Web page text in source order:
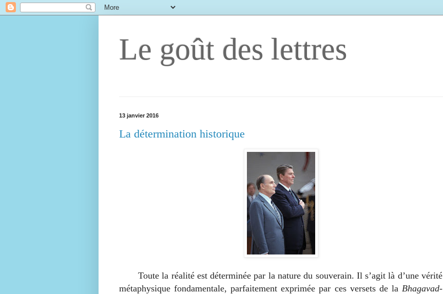
Le goût des lettres
13 janvier 2016
La détermination historique
Toute la réalité est déterminée par la nature du souverain. Il s’agit là d’une vérité
métaphysique fondamentale, parfaitement exprimée par ces versets de la Bhagavad-